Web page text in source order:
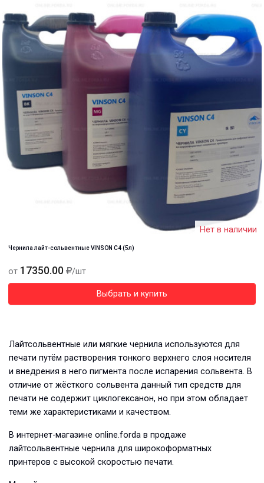
Нет в наличии
Чернила лайт-сольвентные VINSON C4 (5л)
от 17350.00 /шт
Выбрать и купить
Лайтсольвентные или мягкие чернила используются для
печати путём растворения тонкого верхнего слоя носителя
и внедрения в него пигмента после испарения сольвента. В
отличие от жёсткого сольвента данный тип средств для
печати не содержит циклогексанон, но при этом обладает
теми же характеристиками и качеством.
В интернет-магазине online.forda в продаже
лайтсольвентные чернила для широкоформатных
принтеров с высокой скоростью печати.